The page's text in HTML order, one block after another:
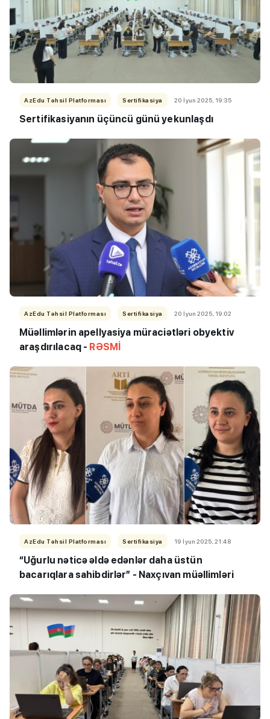
AzEdu Təhsil Platforması Sertifikasiya 20 İyun 2025, 19:35
Sertifikasiyanın üçüncü günü yekunlaşdı
AzEdu Təhsil Platforması Sertifikasiya 20 İyun 2025, 19:02
Müəllimlərin apellyasiya müraciətləri obyektiv
araşdırılacaq - RƏSMİ
AzEdu Təhsil Platforması Sertifikasiya 19 İyun 2025, 21:48
“Uğurlu nəticə əldə edənlər daha üstün
bacarıqlara sahibdirlər” - Naxçıvan müəllimləri